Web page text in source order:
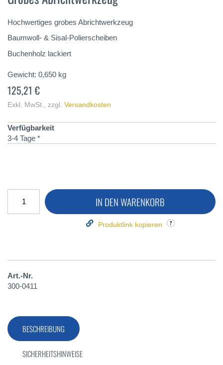
springen
Hochwertiges grobes Abrichtwerkzeug
Baumwoll- & Sisal-Polierscheiben
Buchenholz lackiert
Gewicht: 0,650 kg
125,21 €
Exkl. MwSt. zzgl. Versandkosten
Verfügbarkeit
3-4 Tage *
IN DEN WARENKORB
Produktlink kopieren
Art.-Nr.
300-0411
BESCHREIBUNG
SICHERHEITSHINWEISE